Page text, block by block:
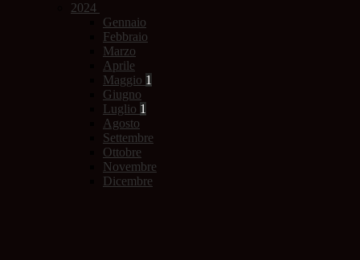
2024
Gennaio
Febbraio
Marzo
Aprile
Maggio 1
Giugno
Luglio 1
Agosto
Settembre
Ottobre
Novembre
Dicembre